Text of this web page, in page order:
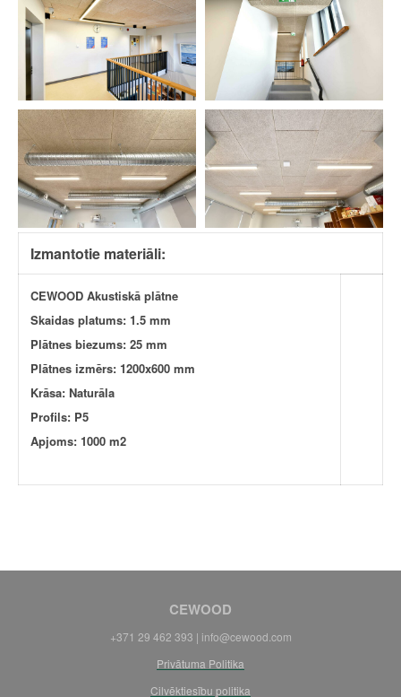
Izmantotie materiāli:
CEWOOD Akustiskā plātne
Skaidas platums: 1.5 mm
Plātnes biezums: 25 mm
Plātnes izmērs: 1200x600 mm
Krāsa: Naturāla
Profils: P5
Apjoms: 1000 m2
CEWOOD
+371 29 462 393 | info@cewood.com
Privātuma Politika
Cilvēktiesību politika